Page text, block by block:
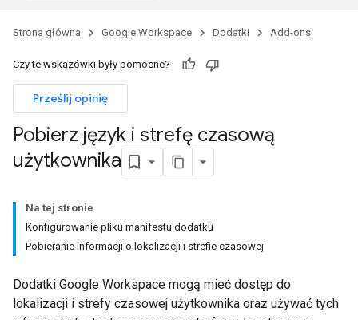
Strona główna Google Workspace Dodatki Add-ons
Czy te wskazówki były pomocne?
Prześlij opinię
Pobierz język i strefę czasową
użytkownika
Na tej stronie
Konfigurowanie pliku manifestu dodatku
Pobieranie informacji o lokalizacji i strefie czasowej
Dodatki Google Workspace mogą mieć dostęp do
lokalizacji i strefy czasowej użytkownika oraz używać tych